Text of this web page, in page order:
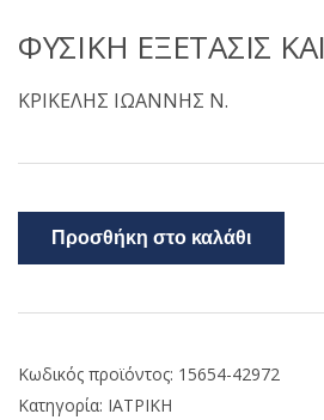
ΦΥΣΙΚΗ ΕΞΕΤΑΣΙΣ
ΚΡΙΚΕΛΗΣ ΙΩΑΝΝΗΣ Ν.
Προσθήκη στο καλάθι
Κωδικός προϊόντος: 15654-42972
Κατηγορία: ΙΑΤΡΙΚΗ